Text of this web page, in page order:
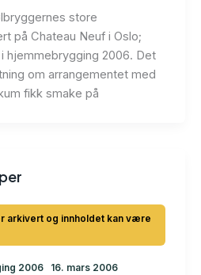
store
på Chateau Neuf i Oslo;
hjemmebrygging 2006. Det
om arrangementet med
fikk smake på
2006 16. mars 2006